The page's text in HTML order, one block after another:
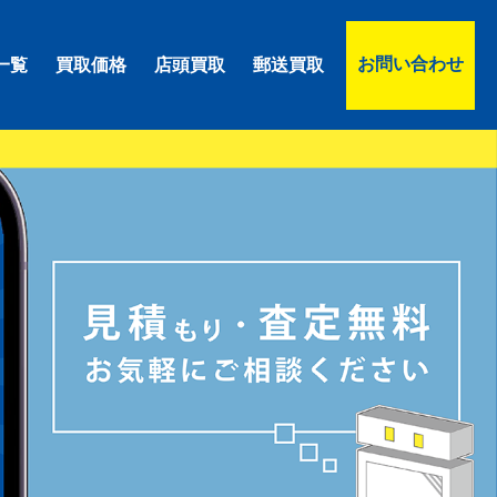
覧 買取価格 店頭買取 郵送買取 お問い合わせ